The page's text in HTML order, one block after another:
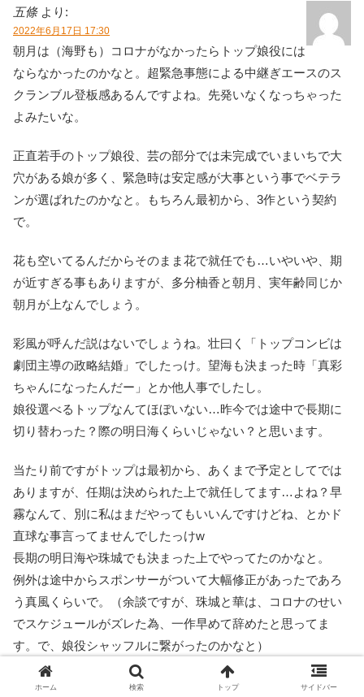
五條 より:
2022年6月17日 17:30
朝月は（海野も）コロナがなかったらトップ娘役には
ならなかったのかなと。超緊急事態による中継ぎエースのス
クランブル登板感あるんですよね。先発いなくなっちゃった
よみたいな。
正直若手のトップ娘役、芸の部分では未完成でいまいちで大
穴がある娘が多く、緊急時は安定感が大事という事でベテラ
ンが選ばれたのかなと。もちろん最初から、3作という契約
で。
花も空いてるんだからそのまま花で就任でも…いやいや、期
が近すぎる事もありますが、多分柚香と朝月、実年齢同じか
朝月が上なんでしょう。
彩風が呼んだ説はないでしょうね。壮曰く「トップコンビは
劇団主導の政略結婚」でしたっけ。望海も決まった時「真彩
ちゃんになったんだー」とか他人事でしたし。
娘役選べるトップなんてほぼいない…昨今では途中で長期に
切り替わった？際の明日海くらいじゃない？と思います。
当たり前ですがトップは最初から、あくまで予定としてでは
ありますが、任期は決められた上で就任してます…よね？早
霧なんて、別に私はまだやってもいいんですけどね、とかド
直球な事言ってませんでしたっけw
長期の明日海や珠城でも決まった上でやってたのかなと。
例外は途中からスポンサーがついて大幅修正があったであろ
う真風くらいで。（余談ですが、珠城と華は、コロナのせい
でスケジュールがズレた為、一作早めて辞めたと思ってま
す。で、娘役シャッフルに繋がったのかなと）
それどころか、
ホーム 検索 トップ サイドバー